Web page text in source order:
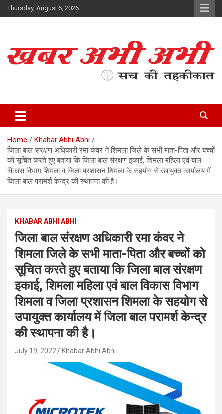
Skip
to
Thursday, August 6, 2026
Home
Khabar Abhi Abhi
जिला बाल संरक्षण अधिकारी रमा कंवर ने शिमला जिले के सभी माता-पिता और बच्चों
को सूचित करते हुए बताया कि जिला बाल संरक्षण इकाई, शिमला महिला एवं बाल
विकास विभाग शिमला व जिला प्रशासन शिमला के सहयोग से उपायुक्त कार्यालय में
जिला बाल परामर्श केन्द्र की स्थापना की है।
KHABAR ABHI ABHI
जिला बाल संरक्षण अधिकारी रमा कंवर ने
शिमला जिले के सभी माता-पिता और बच्चों को
सूचित करते हुए बताया कि जिला बाल संरक्षण
इकाई, शिमला महिला एवं बाल विकास विभाग
शिमला व जिला प्रशासन शिमला के सहयोग से
उपायुक्त कार्यालय में जिला बाल परामर्श केन्द्र
की स्थापना की है।
July 19, 2022 Khabar Abhi Abhi